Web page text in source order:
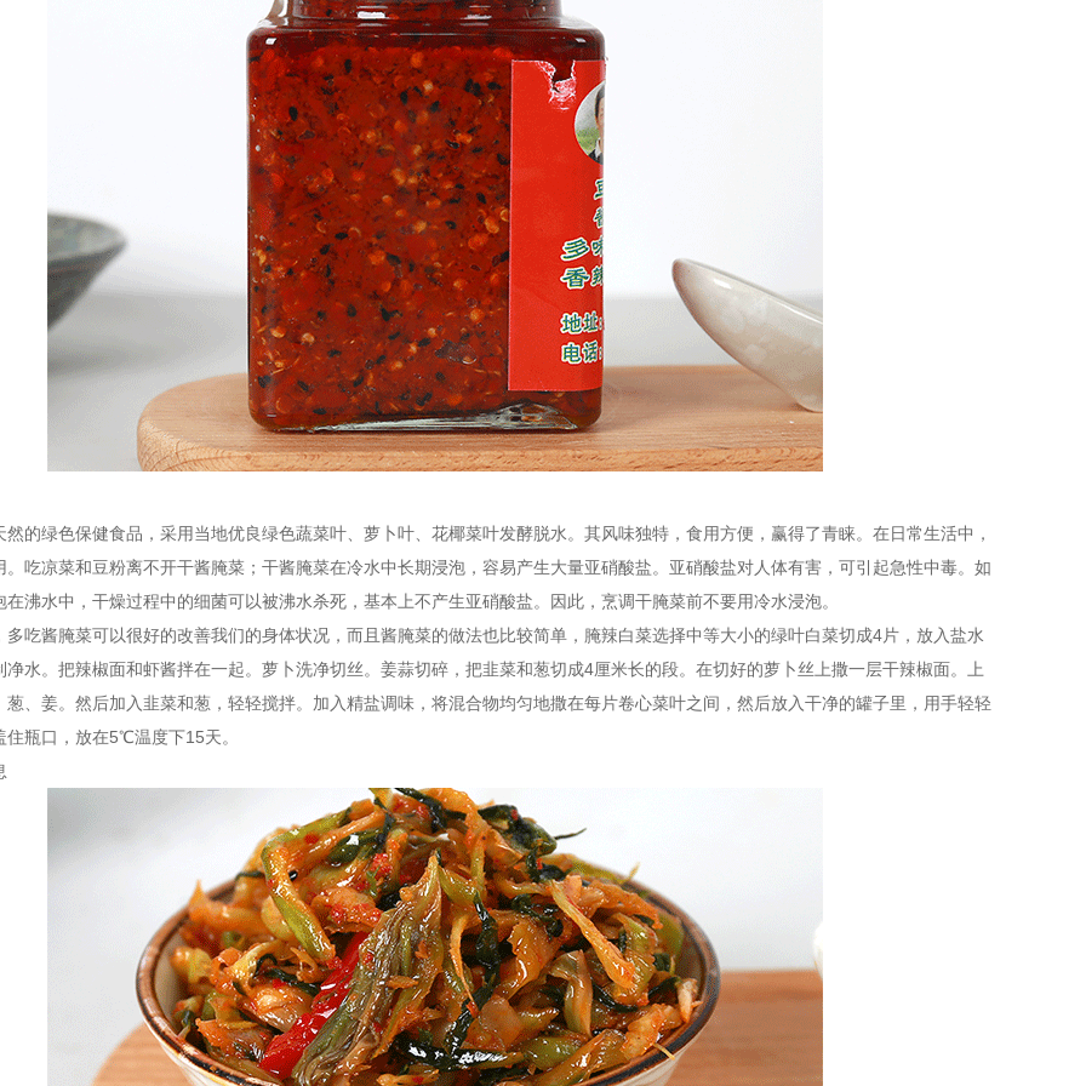
然的绿色保健食品，采用当地优良绿色蔬菜叶、萝卜叶、花椰菜叶发酵脱水。其风味独特，食用方便，赢得了青睐。在日常生活中，
。吃凉菜和豆粉离不开干酱腌菜；干酱腌菜在冷水中长期浸泡，容易产生大量亚硝酸盐。亚硝酸盐对人体有害，可引起急性中毒。如
沸水中，干燥过程中的细菌可以被沸水杀死，基本上不产生亚硝酸盐。因此，烹调干腌菜前不要用冷水浸泡。
多吃酱腌菜可以很好的改善我们的身体状况，而且酱腌菜的做法也比较简单，腌辣白菜选择中等大小的绿叶白菜切成4片，放入盐水
净水。把辣椒面和虾酱拌在一起。萝卜洗净切丝。姜蒜切碎，把韭菜和葱切成4厘米长的段。在切好的萝卜丝上撒一层干辣椒面。上
葱、姜。然后加入韭菜和葱，轻轻搅拌。加入精盐调味，将混合物均匀地撒在每片卷心菜叶之间，然后放入干净的罐子里，用手轻轻
住瓶口，放在5℃温度下15天。